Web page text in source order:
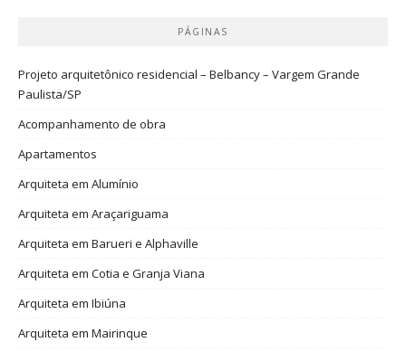
PÁGINAS
Projeto arquitetônico residencial – Belbancy – Vargem Grande
Paulista/SP
Acompanhamento de obra
Apartamentos
Arquiteta em Alumínio
Arquiteta em Araçariguama
Arquiteta em Barueri e Alphaville
Arquiteta em Cotia e Granja Viana
Arquiteta em Ibiúna
Arquiteta em Mairinque